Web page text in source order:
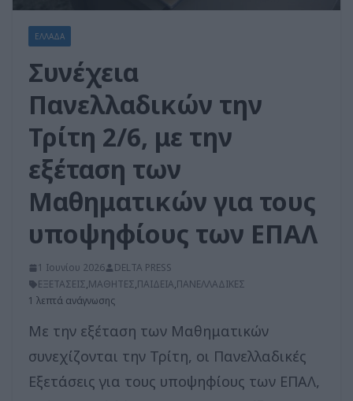
ΕΛΛΑΔΑ
Συνέχεια
Πανελλαδικών την
Τρίτη 2/6, με την
εξέταση των
Μαθηματικών για τους
υποψηφίους των ΕΠΑΛ
1 Ιουνίου 2026
DELTA PRESS
ΕΞΕΤΑΣΕΙΣ,ΜΑΘΗΤΕΣ,ΠΑΙΔΕΙΑ,ΠΑΝΕΛΛΑΔΙΚΕΣ
1 λεπτά ανάγνωσης
Με την εξέταση των Μαθηματικών
συνεχίζονται την Τρίτη, οι Πανελλαδικές
Εξετάσεις για τους υποψηφίους των ΕΠΑΛ,